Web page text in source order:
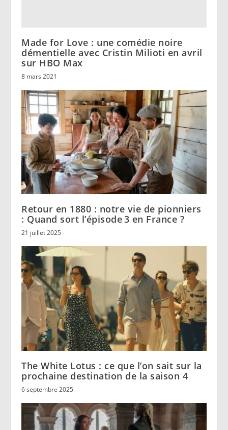
Made for Love : une comédie noire
démentielle avec Cristin Milioti en avril
sur HBO Max
8 mars 2021
Retour en 1880 : notre vie de pionniers
: Quand sort l’épisode 3 en France ?
21 juillet 2025
The White Lotus : ce que l’on sait sur la
prochaine destination de la saison 4
6 septembre 2025